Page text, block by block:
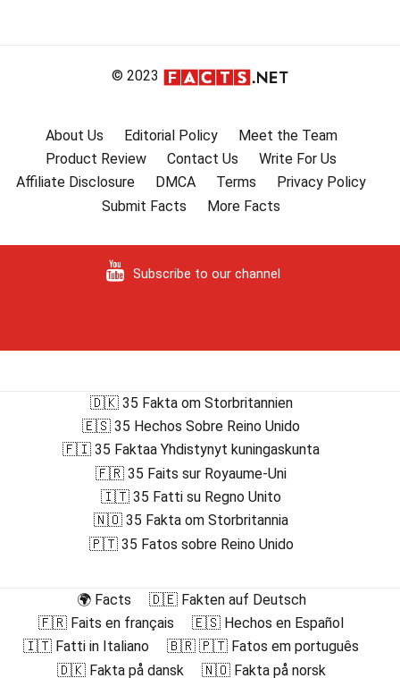
© 2023
About Us Editorial Policy
Meet the Team
Product Review
Contact Us
Write For Us
Affiliate Disclosure
DMCA Terms
Privacy Policy
Submit Facts
More Facts
Subscribe to our channel
🇩🇰 35 Fakta om Storbritannien
🇪🇸 35 Hechos Sobre Reino Unido
🇫🇮 35 Faktaa Yhdistynyt kuningaskunta
🇫🇷 35 Faits sur Royaume-Uni
🇮🇹 35 Fatti su Regno Unito
🇳🇴 35 Fakta om Storbritannia
🇵🇹 35 Fatos sobre Reino Unido
🌍 Facts
🇩🇪 Fakten auf Deutsch
🇫🇷 Faits en français
🇪🇸 Hechos en Español
🇮🇹 Fatti in Italiano
🇧🇷 🇵🇹 Fatos em português
🇩🇰 Fakta på dansk
🇳🇴 Fakta på norsk